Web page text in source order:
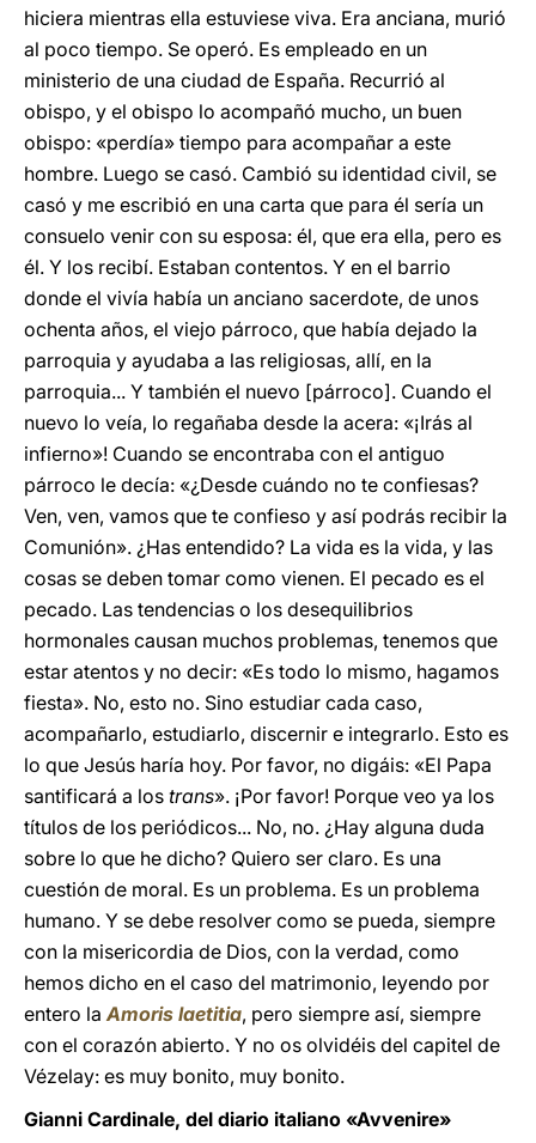
hiciera mientras ella estuviese viva. Era anciana, murió
al poco tiempo. Se operó. Es empleado en un
ministerio de una ciudad de España. Recurrió al
obispo, y el obispo lo acompañó mucho, un buen
obispo: «perdía» tiempo para acompañar a este
hombre. Luego se casó. Cambió su identidad civil, se
casó y me escribió en una carta que para él sería un
consuelo venir con su esposa: él, que era ella, pero es
él. Y los recibí. Estaban contentos. Y en el barrio
donde el vivía había un anciano sacerdote, de unos
ochenta años, el viejo párroco, que había dejado la
parroquia y ayudaba a las religiosas, allí, en la
parroquia... Y también el nuevo [párroco]. Cuando el
nuevo lo veía, lo regañaba desde la acera: «¡Irás al
infierno»! Cuando se encontraba con el antiguo
párroco le decía: «¿Desde cuándo no te confiesas?
Ven, ven, vamos que te confieso y así podrás recibir la
Comunión». ¿Has entendido? La vida es la vida, y las
cosas se deben tomar como vienen. El pecado es el
pecado. Las tendencias o los desequilibrios
hormonales causan muchos problemas, tenemos que
estar atentos y no decir: «Es todo lo mismo, hagamos
fiesta». No, esto no. Sino estudiar cada caso,
acompañarlo, estudiarlo, discernir e integrarlo. Esto es
lo que Jesús haría hoy. Por favor, no digáis: «El Papa
santificará a los trans». ¡Por favor! Porque veo ya los
títulos de los periódicos... No, no. ¿Hay alguna duda
sobre lo que he dicho? Quiero ser claro. Es una
cuestión de moral. Es un problema. Es un problema
humano. Y se debe resolver como se pueda, siempre
con la misericordia de Dios, con la verdad, como
hemos dicho en el caso del matrimonio, leyendo por
entero laAmoris laetitia, pero siempre así, siempre
con el corazón abierto. Y no os olvidéis del capitel de
Vézelay: es muy bonito, muy bonito.
Gianni Cardinale, del diario italiano «Avvenire»